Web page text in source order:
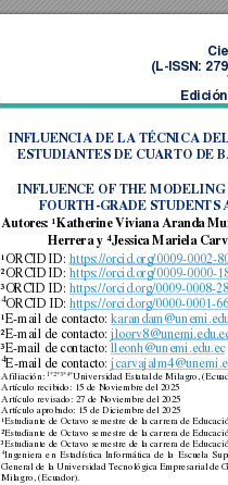
(L-ISSN:
INFLUENCIA DE LA TÉCNICA
ESTUDIANTES DE CUARTO DE
INFLUENCE OF THE
FOURTH-GRADE
Autores: ¹Katherine Viviana Aranda
Herrera y 4Jessica Mariela
¹ORCID ID: https://orcid.org/0009-0002-
²ORCID ID: https://orcid.org/0009-0000-
³ORCID ID: https://orcid.org/0009-0008-
4ORCID ID: https://orcid.org/0000-0001-
¹E-mail de contacto:
²E-mail de contacto:
³E-mail de contacto: lleonh@unemi.edu.ec
4E-mail de contacto:
Afiliación: 1*2*3*4*Universidad Estatal de Milagro,
Artículo recibido: 15 de Noviembre del 2025
Artículo revisado: 27 de Noviembre del 2025
Artículo aprobado: 15 de Diciembre del 2025
¹Estudiante de Octavo semestre de la carrera de Ed
²Estudiante de Octavo semestre de la carrera de Ed
³Estudiante de Octavo semestre de la carrera de Ed
4Ingeniera en Estadística Informática de la Escuela
General de la Universidad Tecnológica Empresarial de
Milagro, (Ecuador).